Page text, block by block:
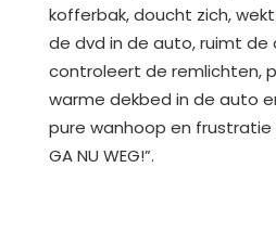
kofferbak, doucht zich,
de dvd in de auto, ruimt de
controleert de remlichten,
warme dekbed in de auto
pure wanhoop en frustratie
GA NU WEG!”.